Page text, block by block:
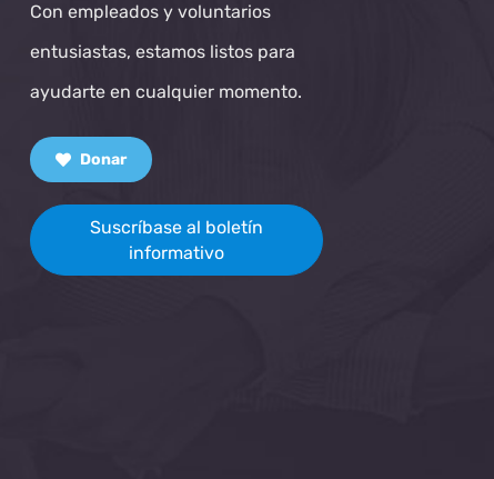
Con empleados y voluntarios
entusiastas, estamos listos para
ayudarte en cualquier momento.
Donar
Suscríbase al boletín
informativo